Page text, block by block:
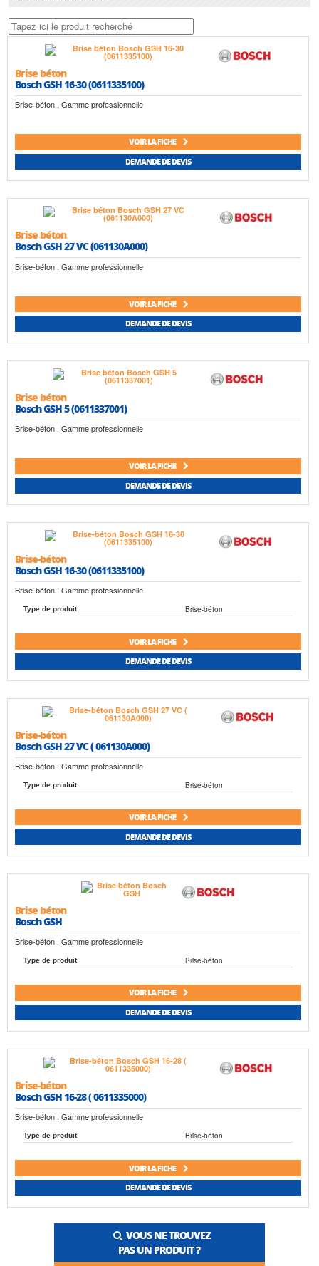
Brise béton
Bosch GSH 16-30 (0611335100)
Brise-béton . Gamme professionnelle
VOIR LA FICHE
DEMANDE DE DEVIS
Brise béton
Bosch GSH 27 VC (061130A000)
Brise-béton . Gamme professionnelle
VOIR LA FICHE
DEMANDE DE DEVIS
Brise béton
Bosch GSH 5 (0611337001)
Brise-béton . Gamme professionnelle
VOIR LA FICHE
DEMANDE DE DEVIS
Brise-béton
Bosch GSH 16-30 (0611335100)
Brise-béton . Gamme professionnelle
Type de produit Brise-béton
VOIR LA FICHE
DEMANDE DE DEVIS
Brise-béton
Bosch GSH 27 VC ( 061130A000)
Brise-béton . Gamme professionnelle
Type de produit Brise-béton
VOIR LA FICHE
DEMANDE DE DEVIS
Brise béton
Bosch GSH
Brise-béton . Gamme professionnelle
Type de produit Brise-béton
VOIR LA FICHE
DEMANDE DE DEVIS
Brise-béton
Bosch GSH 16-28 ( 0611335000)
Brise-béton . Gamme professionnelle
Type de produit Brise-béton
VOIR LA FICHE
DEMANDE DE DEVIS
VOUS NE TROUVEZ
PAS UN PRODUIT ?